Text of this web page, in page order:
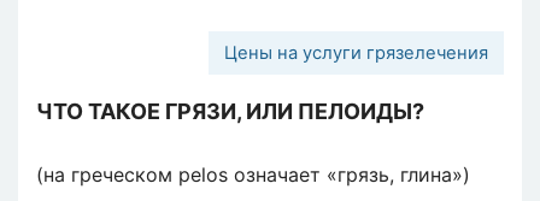
Цены на услуги грязелечения
ЧТО ТАКОЕ ГРЯЗИ, ИЛИ ПЕЛОИДЫ?
(на греческом pelos означает «грязь, глина»)